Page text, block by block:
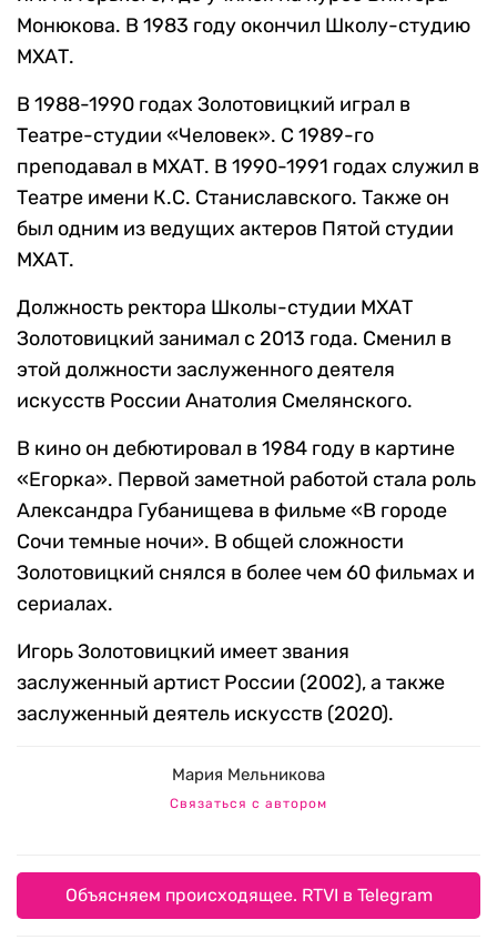
Монюкова. В 1983 году окончил Школу-студию
МХАТ.
В 1988-1990 годах Золотовицкий играл в
Театре-студии «Человек». С 1989-го
преподавал в МХАТ. В 1990-1991 годах служил в
Театре имени К.С. Станиславского. Также он
был одним из ведущиx актеров Пятой студии
МXАТ.
Должность ректора Школы-студии МХАТ
Золотовицкий занимал с 2013 года. Сменил в
этой должности заслуженного деятеля
искусств России Анатолия Смелянского.
В кино он дебютировал в 1984 году в картине
«Егорка». Первой заметной работой стала роль
Александра Губанищева в фильме «В городе
Сочи темные ночи». В общей сложности
Золотовицкий снялся в более чем 60 фильмах и
сериалах.
Игорь Золотовицкий имеет звания
заслуженный артист России (2002), а также
заслуженный деятель искусств (2020).
Мария Мельникова
Связаться с автором
Объясняем происходящее. RTVI в Telegram